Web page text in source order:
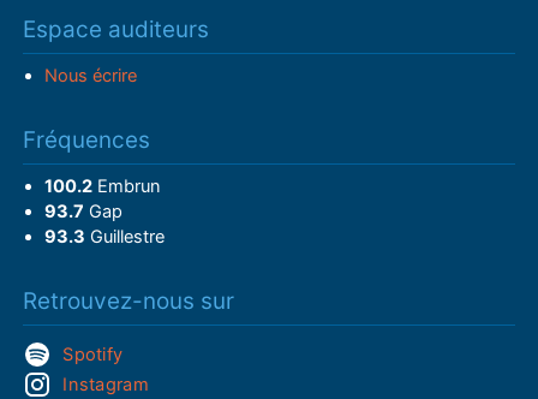
Espace auditeurs
Nous écrire
Fréquences
100.2Embrun
93.7 Gap
93.3 Guillestre
Retrouvez-nous sur
Spotify
Instagram